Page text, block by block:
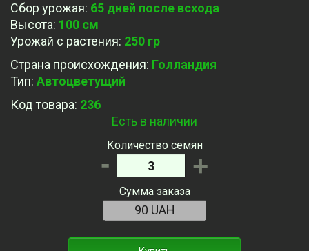
Сбор урожая: 65 дней после всхода
Высота: 100 см
Урожай с растения: 250 гр
Страна происхождения: Голландия
Тип: Автоцветущий
Код товара: 236
Есть в наличии
Количество семян
- +
Сумма заказа